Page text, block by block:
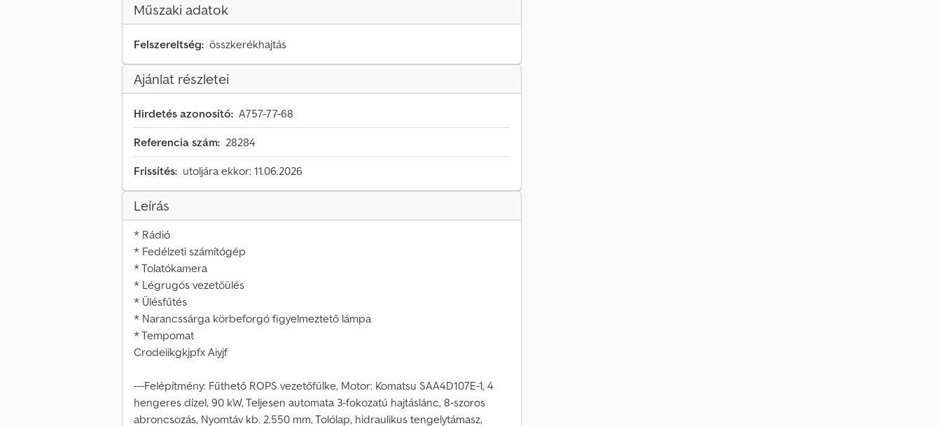
Műszaki adatok
Felszereltség: összkerékhajtás
Ajánlat részletei
Hirdetés azonosító: A757-77-68
Referencia szám: 28284
Frissítés: utoljára ekkor: 11.06.2026
Leírás
* Rádió
* Fedélzeti számítógép
* Tolatókamera
* Légrugós vezetőülés
* Ülésfűtés
* Narancssárga körbeforgó figyelmeztető lámpa
* Tempomat
Crodeiikgkjpfx Aiyjf
---Felépítmény: Fűthető ROPS vezetőfülke, Motor: Komatsu SAA4D107E-1, 4
hengeres dízel, 90 kW, Teljesen automata 3-fokozatú hajtáslánc, 8-szoros
abroncsozás, Nyomtáv kb. 2.550 mm, Tolólap, hidraulikus tengelytámasz,